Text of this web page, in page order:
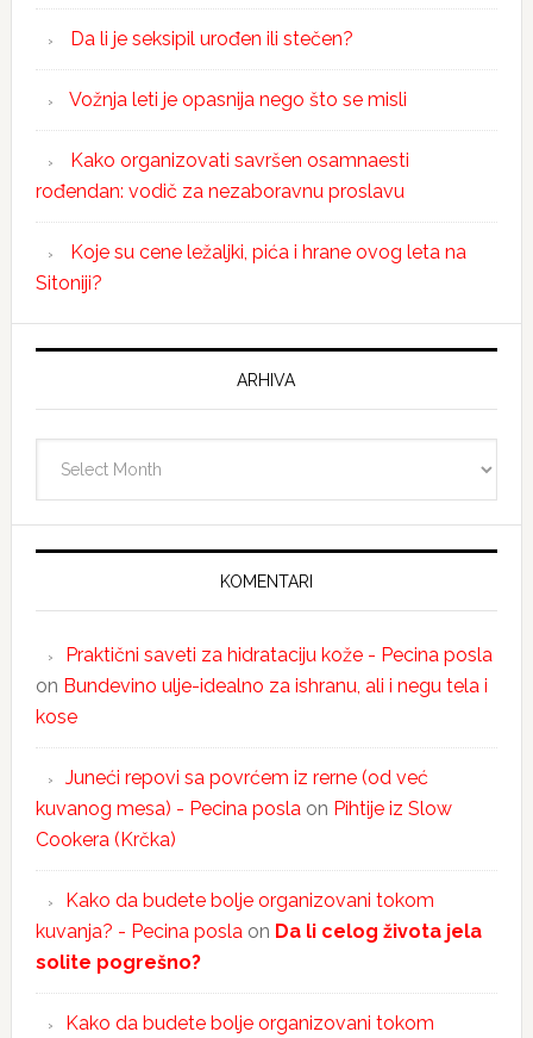
Da li je seksipil urođen ili stečen?
Vožnja leti je opasnija nego što se misli
Kako organizovati savršen osamnaesti
rođendan: vodič za nezaboravnu proslavu
Koje su cene ležaljki, pića i hrane ovog leta na
Sitoniji?
ARHIVA
KOMENTARI
Praktični saveti za hidrataciju kože - Pecina posla
on Bundevino ulje-idealno za ishranu, ali i negu tela i
kose
Juneći repovi sa povrćem iz rerne (od već
kuvanog mesa) - Pecina posla on Pihtije iz Slow
Cookera (Krčka)
Kako da budete bolje organizovani tokom
kuvanja? - Pecina posla on Da li celog života jela
solite pogrešno?
Kako da budete bolje organizovani tokom